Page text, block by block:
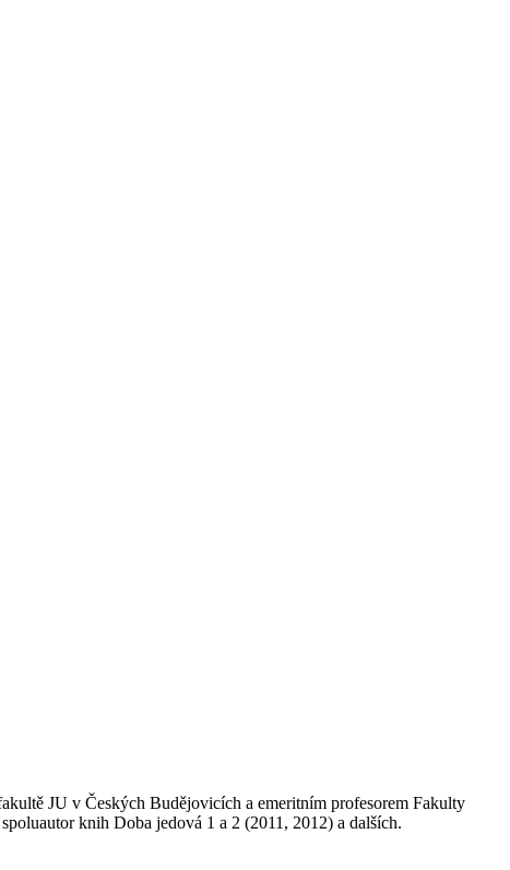
JU v Českých Budějovicích a emeritním profesorem Fakulty
knih Doba jedová 1 a 2 (2011, 2012) a dalších.